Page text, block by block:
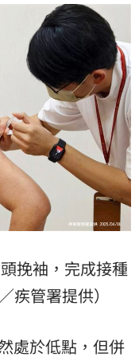
挽袖，完成接種
疾管署提供）
處於低點，但併